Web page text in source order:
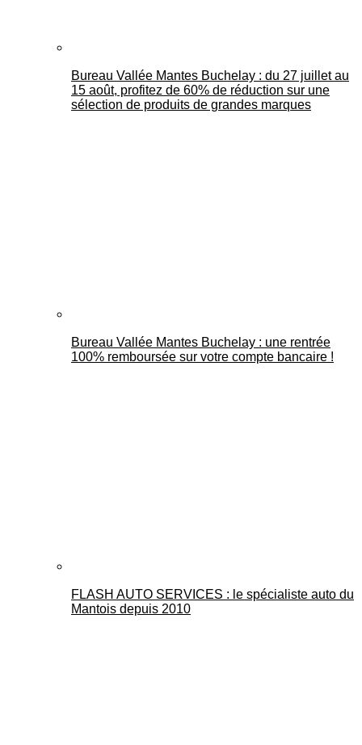
Bureau Vallée Mantes Buchelay : du 27 juillet au
15 août, profitez de 60% de réduction sur une
sélection de produits de grandes marques
Bureau Vallée Mantes Buchelay : une rentrée
100% remboursée sur votre compte bancaire !
FLASH AUTO SERVICES : le spécialiste auto du
Mantois depuis 2010